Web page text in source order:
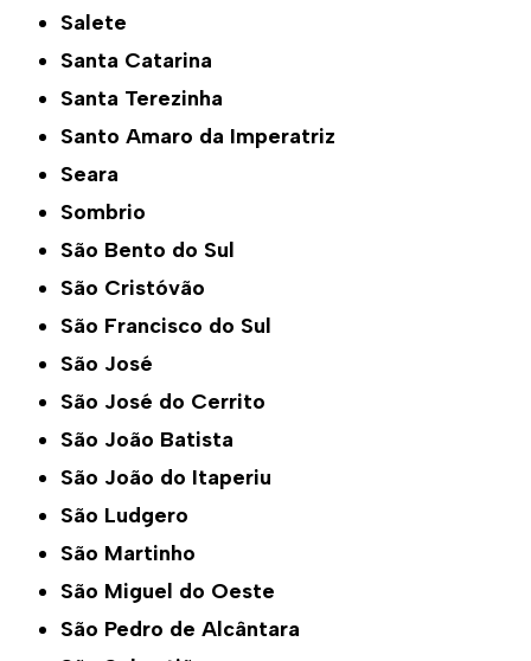
Salete
Santa Catarina
Santa Terezinha
Santo Amaro da Imperatriz
Seara
Sombrio
São Bento do Sul
São Cristóvão
São Francisco do Sul
São José
São José do Cerrito
São João Batista
São João do Itaperiu
São Ludgero
São Martinho
São Miguel do Oeste
São Pedro de Alcântara